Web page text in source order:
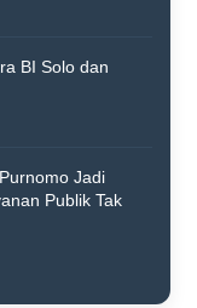
BI Solo dan
Jadi
Publik Tak